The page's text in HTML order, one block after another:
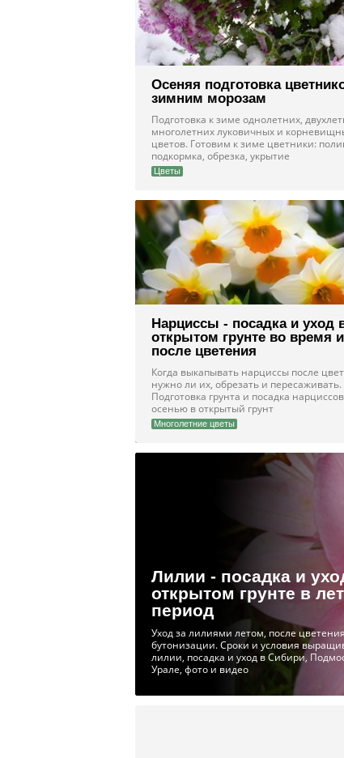
Осеняя подготовка
зимним морозам
Подготовка к зиме однолетних,
многолетних луковичных и
цветов. Готовим к зиме цветники:
подкормка, обрезка, укрытие
Цветы
Нарциссы - посадка и уход
открытом грунте во время и
после цветения
Когда выкапывать нарциссы после
нужно ли их, обрезать и пересаживать.
Подготовка грунта и посадка нарциссов
осенью в открытый грунт
Многолетние цветы
Лилии - посадка и
открытом грунте в
период
Уход за лилиями летом, после
бутонизации. Сроки и условия
лилии, посадка и уход в Сибири,
Урале, фото и видео